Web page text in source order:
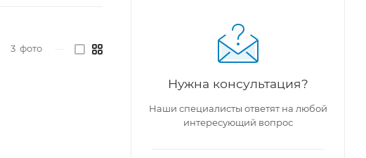
3 фото
Нужна консультация?
Наши специалисты ответят на любой
интересующий вопрос